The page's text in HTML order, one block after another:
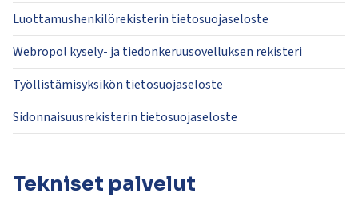
Luottamushenkilörekisterin tietosuojaseloste
Webropol kysely- ja tiedonkeruusovelluksen rekisteri
Työllistämisyksikön tietosuojaseloste
Sidonnaisuusrekisterin tietosuojaseloste
Tekniset palvelut